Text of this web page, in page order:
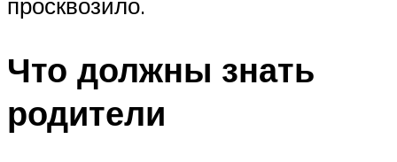
Что должны знать
родители